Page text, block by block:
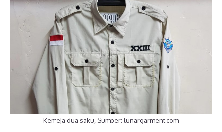
Kemeja dua saku, Sumber: lunargarment.com